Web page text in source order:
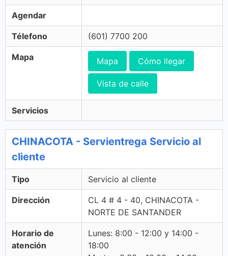
Agendar
Télefono (601) 7700 200
Mapa Mapa Cómo llegar
Vista de calle
Servicios
CHINACOTA - Servientrega Servicio al
cliente
Tipo Servicio al cliente
Dirección
CL 4 # 4 - 40, CHINACOTA -
NORTE DE SANTANDER
Horario de
atención
Lunes: 8:00 - 12:00 y 14:00 -
18:00